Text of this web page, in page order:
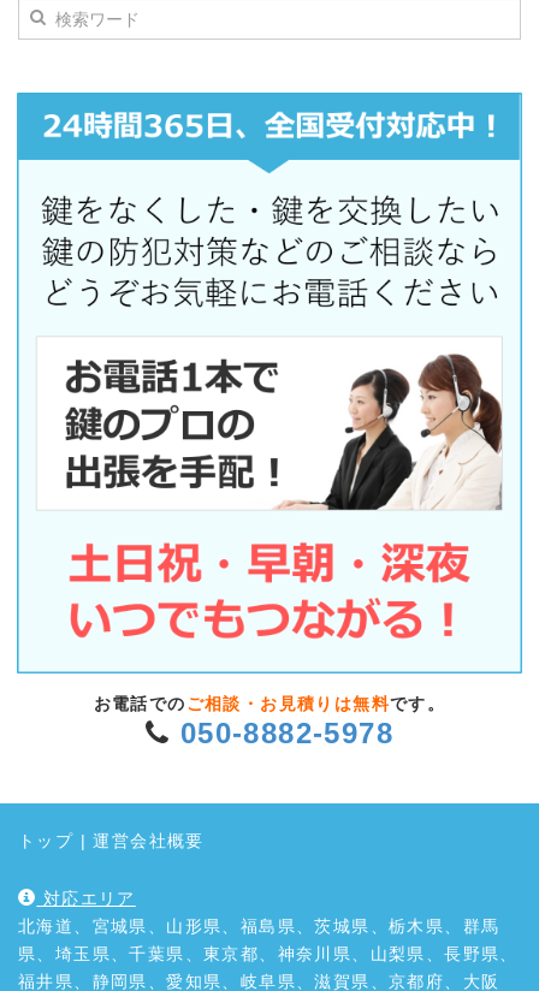
お電話での ご相談・お見積りは無料です。
050-8882-5978
トップ |運営会社概要
対応エリア
北海道、宮城県、山形県、福島県、茨城県、栃木県、群馬
県、埼玉県、千葉県、東京都、神奈川県、山梨県、長野県、
福井県、静岡県、愛知県、岐阜県、滋賀県、京都府、大阪